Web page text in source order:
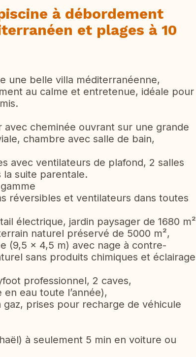
à débordement
et plages à 10
une belle villa méditerranéenne,
au calme et entretenue, idéale pour
avec cheminée ouvrant sur une grande
chambre avec salle de bain,
avec ventilateurs de plafond, 2 salles
la suite parentale.
réversibles et ventilateurs dans toutes
électrique, jardin paysager de 1680 m²
naturel préservé de 5000 m²,
(9,5 x 4,5 m) avec nage à contre-
sans produits chimiques et éclairage
professionnel, 2 caves,
eau toute l’année),
prises pour recharge de véhicule
à seulement 5 min en voiture ou